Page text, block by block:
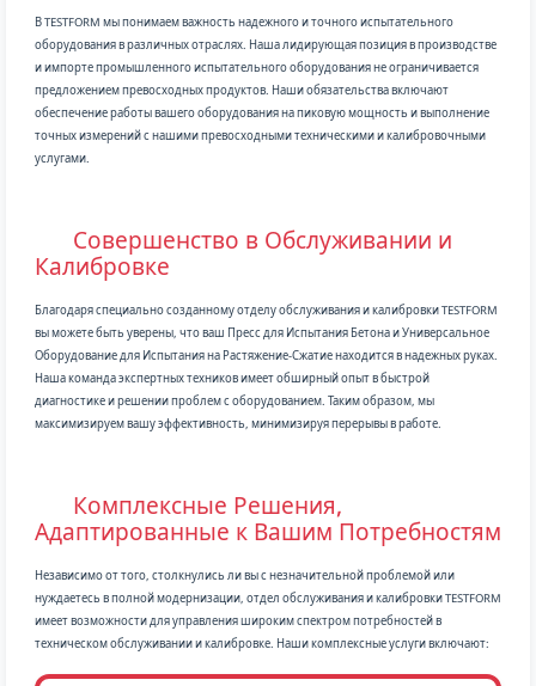
В TESTFORM мы понимаем важность надежного и точного испытательного
оборудования в различных отраслях. Наша лидирующая позиция в производстве
и импорте промышленного испытательного оборудования не ограничивается
предложением превосходных продуктов. Наши обязательства включают
обеспечение работы вашего оборудования на пиковую мощность и выполнение
точных измерений с нашими превосходными техническими и калибровочными
услугами.
Совершенство в Обслуживании и
Калибровке
Благодаря специально созданному отделу обслуживания и калибровки TESTFORM
вы можете быть уверены, что ваш Пресс для Испытания Бетона и Универсальное
Оборудование для Испытания на Растяжение-Сжатие находится в надежных руках.
Наша команда экспертных техников имеет обширный опыт в быстрой
диагностике и решении проблем с оборудованием. Таким образом, мы
максимизируем вашу эффективность, минимизируя перерывы в работе.
Комплексные Решения,
Адаптированные к Вашим Потребностям
Независимо от того, столкнулись ли вы с незначительной проблемой или
нуждаетесь в полной модернизации, отдел обслуживания и калибровки TESTFORM
имеет возможности для управления широким спектром потребностей в
техническом обслуживании и калибровке. Наши комплексные услуги включают: